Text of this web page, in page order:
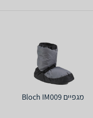
‏מגפיים Bloch IM009